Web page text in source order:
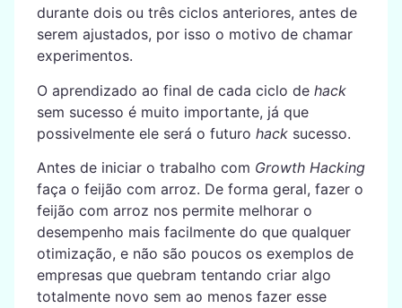
durante dois ou três ciclos anteriores, antes de
serem ajustados, por isso o motivo de chamar
experimentos.
O aprendizado ao final de cada ciclo de hack
sem sucesso é muito importante, já que
possivelmente ele será o futuro hacksucesso.
Antes de iniciar o trabalho com Growth Hacking
faça o feijão com arroz. De forma geral, fazer o
feijão com arroz nos permite melhorar o
desempenho mais facilmente do que qualquer
otimização, e não são poucos os exemplos de
empresas que quebram tentando criar algo
totalmente novo sem ao menos fazer esse